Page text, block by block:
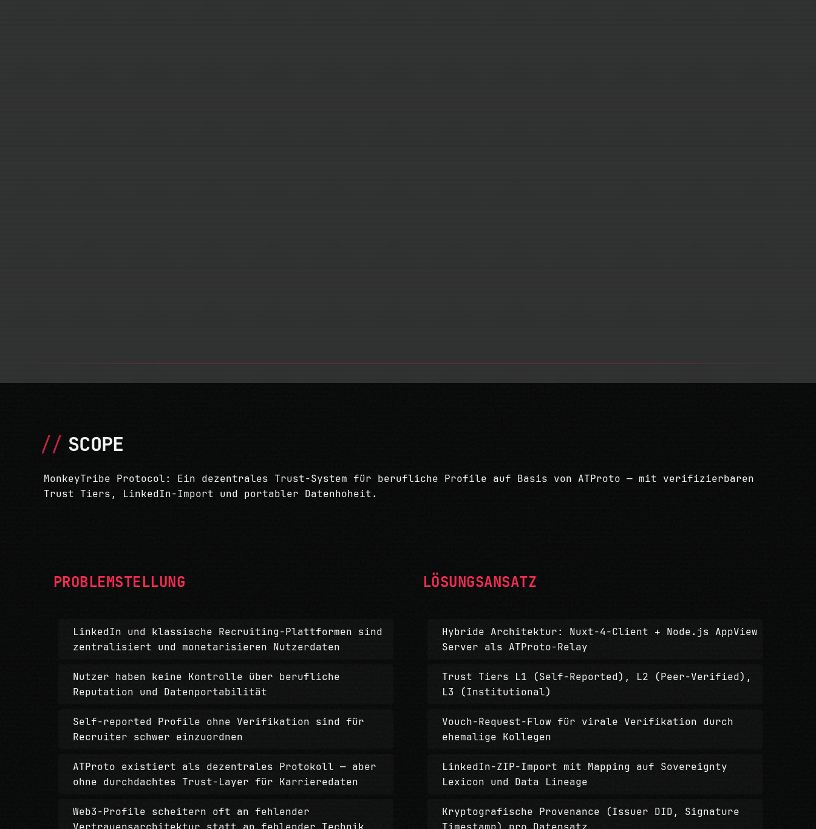
SCOPE
MonkeyTribe Protocol: Ein dezentrales Trust-System für berufliche Profile auf Basis von ATProto — mit verifizierbaren
Trust Tiers, LinkedIn-Import und portabler Datenhoheit.
PROBLEMSTELLUNG
LinkedIn und klassische Recruiting-Plattformen sind
zentralisiert und monetarisieren Nutzerdaten
Nutzer haben keine Kontrolle über berufliche
Reputation und Datenportabilität
Self-reported Profile ohne Verifikation sind für
Recruiter schwer einzuordnen
ATProto existiert als dezentrales Protokoll — aber
ohne durchdachtes Trust-Layer für Karrieredaten
Web3-Profile scheitern oft an fehlender
LÖSUNGSANSATZ
Hybride Architektur: Nuxt-4-Client + Node.js AppView
Server als ATProto-Relay
Trust Tiers L1 (Self-Reported), L2 (Peer-Verified),
L3 (Institutional)
Vouch-Request-Flow für virale Verifikation durch
ehemalige Kollegen
LinkedIn-ZIP-Import mit Mapping auf Sovereignty
Lexicon und Data Lineage
Kryptografische Provenance (Issuer DID, Signature